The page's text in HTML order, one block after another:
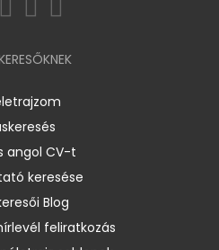
angol CV-t
keresése
Blog
feliratkozás